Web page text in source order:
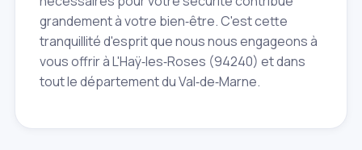
grandement à votre bien‑être. C'est cette
tranquillité d'esprit que nous nous engageons à
vous offrir à L'Haÿ‑les‑Roses (94240) et dans
tout le département du Val‑de‑Marne.